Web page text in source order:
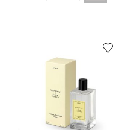
Cereria
SANDALWOOD
casa
cuerpo
100
cantidad